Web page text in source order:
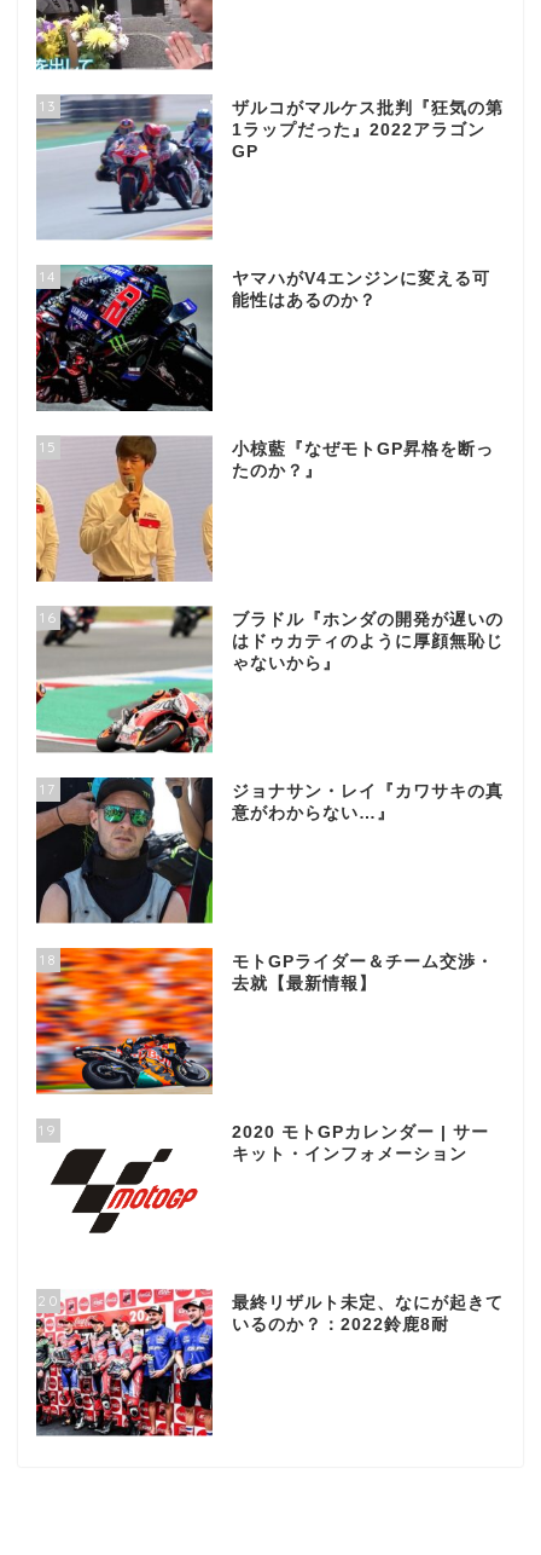
13
ザルコがマルケス批判『狂気の第
1ラップだった』2022アラゴン
GP
14
ヤマハがV4エンジンに変える可
能性はあるのか？
15
小椋藍『なぜモトGP昇格を断っ
たのか？』
16
ブラドル『ホンダの開発が遅いの
はドゥカティのように厚顔無恥じ
ゃないから』
17
ジョナサン・レイ『カワサキの真
意がわからない…』
18
モトGPライダー＆チーム交渉・
去就【最新情報】
19
2020 モトGPカレンダー | サー
キット・インフォメーション
20
最終リザルト未定、なにが起きて
いるのか？：2022鈴鹿8耐